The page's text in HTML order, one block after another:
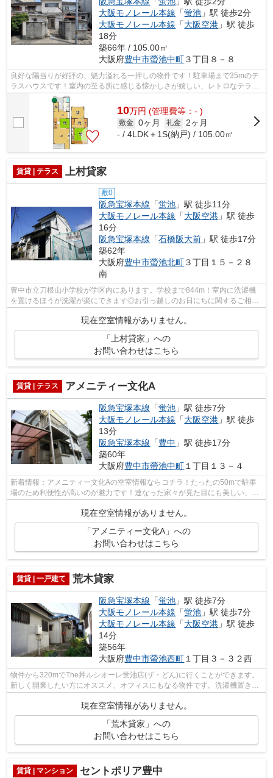
大阪モノレール本線 「蛍池 」駅 徒歩2分
大阪モノレール本線 「大阪空港 」駅 徒歩
18分
築66年 / 105.00㎡
大阪府豊中市螢池中町３丁目８－８
良好な陽当りが好評の、魅力溢れる一押しの物件です！駐車場まで35mのテ
ラスハウスです！室内の至る所に感じる懐かしさが嬉しい、レトロなテラス
ハウスです！周辺には、徒歩2分で利用...
10万円 (管理費等：- )
敷金 0ヶ月 礼金 2ヶ月
- / 4LDK＋1S(納戸) / 105.00㎡
賃貸 | テラス 上村貸家
敷0
阪急宝塚本線 「蛍池 」駅 徒歩11分
大阪モノレール本線 「大阪空港 」駅 徒歩
16分
阪急宝塚本線 「石橋阪大前 」駅 徒歩17分
築62年
大阪府豊中市螢池北町３丁目１５－２８
南
豊中市立刀根山小学校が学区内にあります。学校まで844m！室内に洗濯機
を置けるほうが洗濯が楽にできます◎お引っ越しのお日にちに関するご相談
等は迅速にお受けいたします♪2DKは家族と...
現在空室情報がありません。
「上村貸家」への
お問い合わせはこちら
賃貸 | テラス アメニティー文化A
阪急宝塚本線 「蛍池 」駅 徒歩7分
大阪モノレール本線 「大阪空港 」駅 徒歩
13分
阪急宝塚本線 「豊中 」駅 徒歩17分
築60年
大阪府豊中市螢池中町 １丁目１３－４
新着情報：アメニティー文化Aの空室情報ならコチラ！たったの50mで駐車
場のため利便性が高いのが魅力です！連なった家々が見た目にも美しい、テ
現在空室情報がありません。
「アメニティー文化A」への
お問い合わせはこちら
賃貸 | 一戸建て 荒木貸家
阪急宝塚本線 「蛍池 」駅 徒歩7分
大阪モノレール本線 「蛍池 」駅 徒歩7分
大阪モノレール本線 「大阪空港 」駅 徒歩
14分
築56年
大阪府豊中市螢池西町 １丁目３－３２西
物件から320mでThe丼ルシオーレ蛍池店(ザ・どん)に行くことができます。
新しく開業したい方にオススメ、オフィスにもなる物件です。洗濯機置き場
がありますので毎日の洗濯がしやすくな...
現在空室情報がありません。
「荒木貸家」への
お問い合わせはこちら
賃貸 | マンション セントポリア豊中